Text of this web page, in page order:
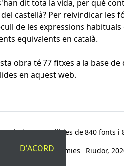
dit tota la vida, per què
del castellà? Per reivindicar les
de les expressions habituals
equivalents en català.
obra té 77 fitxes a la base de
en aquest web.
recollides de 840 fonts
© Víctor Pàmies i Riudor,
D'ACORD